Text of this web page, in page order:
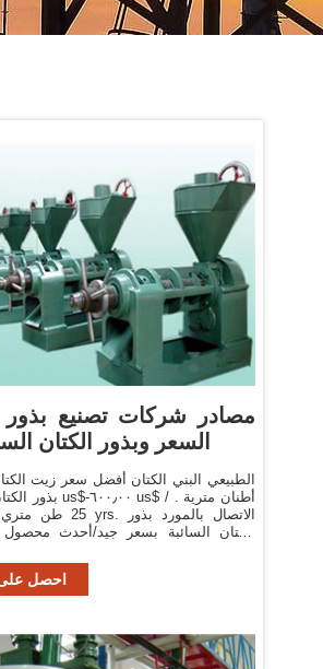
مصادر شركات تصنيع بذور
السعر وبذور الكتان
احصل